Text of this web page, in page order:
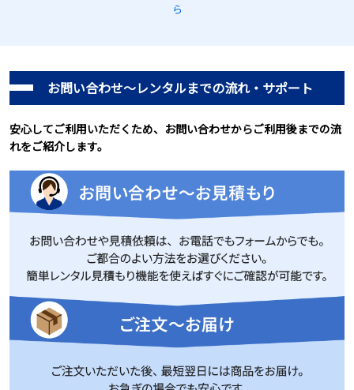
ら
お問い合わせ～レンタルまでの流れ・サポート
安心してご利用いただくため、お問い合わせからご利用後までの流
れをご紹介します。